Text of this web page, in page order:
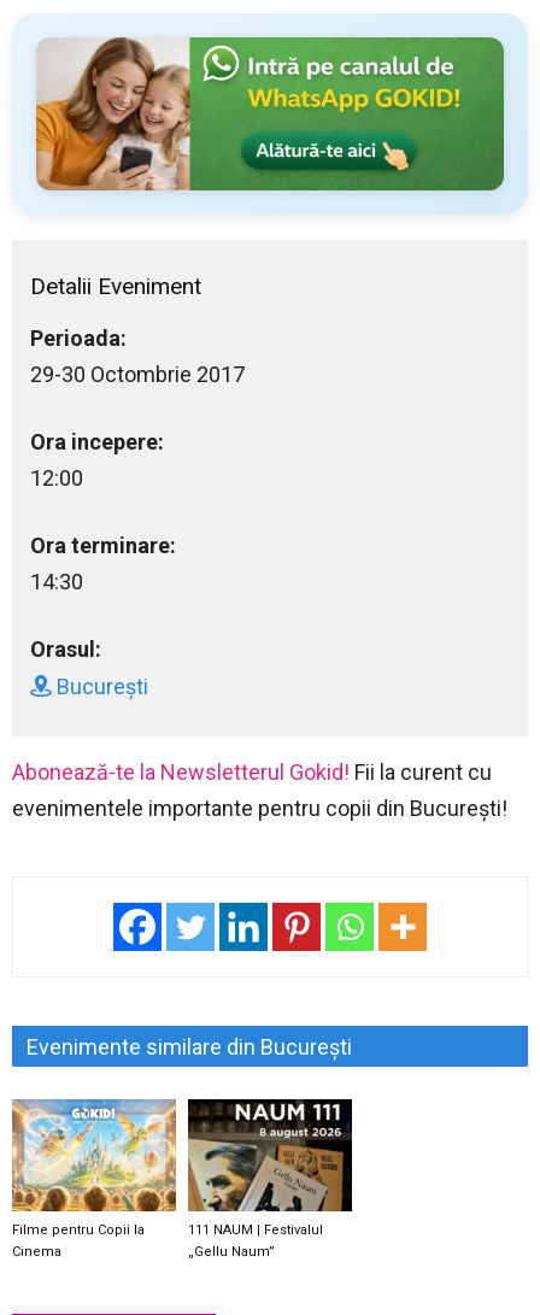
Detalii Eveniment
Perioada:
29-30 Octombrie 2017
Ora incepere:
12:00
Ora terminare:
14:30
Orasul:
București
Abonează-te la Newsletterul Gokid! Fii la curent cu
evenimentele importante pentru copii din București!
Evenimente similare din București
Filme pentru Copii la
Cinema
111 NAUM | Festivalul
„Gellu Naum”